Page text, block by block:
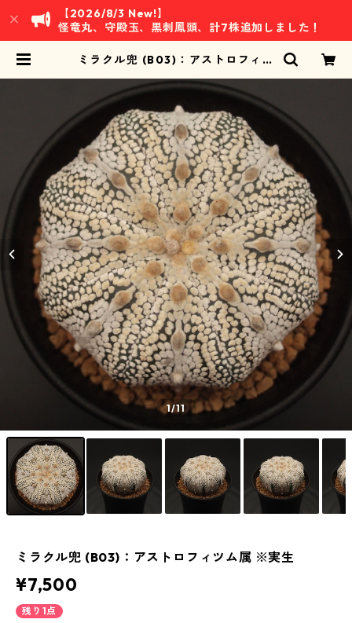
【2026/8/3 New!】
怪竜丸、守殿玉、黒刺鳳頭、計7株追加しました！
ミラクル兜 (B03)：アストロフィツ
1/11
ミラクル兜 (B03)：アストロフィツム属 ※実生
¥7,500
残り1点